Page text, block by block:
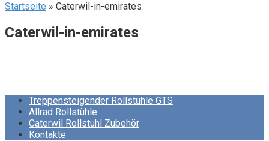
Startseite » Caterwil-in-emirates
Caterwil-in-emirates
Treppensteigender Rollstühle GTS
Allrad Rollstühle
Caterwil Rollstuhl Zubehör
Kontakte